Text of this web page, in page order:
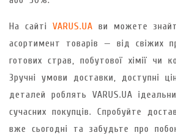
На сайті VARUS.UA ви можете
асортимент товарів — від свіжих
готових страв, побутової хімії чи
Зручні умови доставки, доступні
деталей роблять VARUS.UA
сучасних покупців. Спробуйте
вже сьогодні та забудьте про